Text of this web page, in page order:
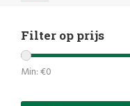
Filter op prijs
Min: €0